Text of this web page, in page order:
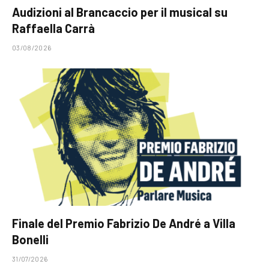
Audizioni al Brancaccio per il musical su
Raffaella Carrà
03/08/2026
Finale del Premio Fabrizio De André a Villa
Bonelli
31/07/2026